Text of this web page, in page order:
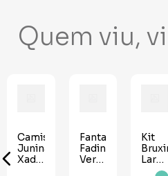
Quem viu,
Camisa
Junina
Xadrez
Fantasia
Fadinha
Verde
Kit